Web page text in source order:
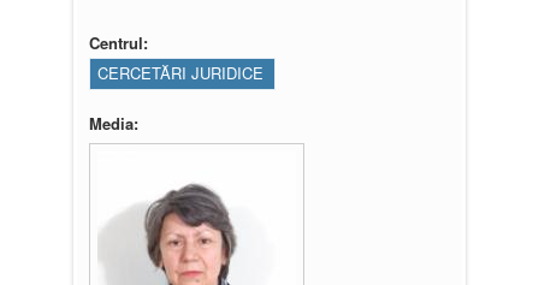
Centrul:
CERCETĂRI JURIDICE
Media: